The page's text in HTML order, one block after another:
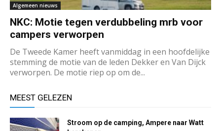
Algemeen nieuws
NKC: Motie tegen verdubbeling mrb voor
campers verworpen
De Tweede Kamer heeft vanmiddag in een hoofdelijke
stemming de motie van de leden Dekker en Van Dijck
verworpen. De motie riep op om de...
MEEST GELEZEN
Stroom op de camping, Ampere naar Watt